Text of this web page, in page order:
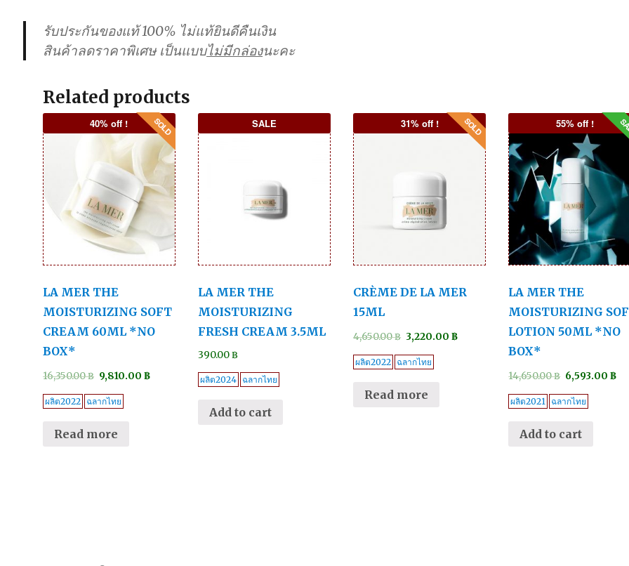
รับประกันของแท้ 100% ไม่แท้ยินดีคืนเงิน
สินค้าลดราคาพิเศษ เป็นแบบไม่มีกล่องนะคะ
Related products
40% off !
LA MER THE
MOISTURIZING SOFT
CREAM 60ML *NO
BOX*
16,350.00฿ 9,810.00 ฿
ผลิต2022 ฉลากไทย
Read more
SALE
LA MER THE
MOISTURIZING
FRESH CREAM 3.5ML
390.00฿
ผลิต2024 ฉลากไทย
Add to cart
31% off !
CRÈME DE LA MER
15ML
4,650.00฿ 3,220.00 ฿
ผลิต2022 ฉลากไทย
Read more
55% off !
LA MER THE
MOISTURIZING
LOTION 50ML *NO
BOX*
14,650.00฿ 6,593.00 ฿
ผลิต2021 ฉลากไทย
Add to cart